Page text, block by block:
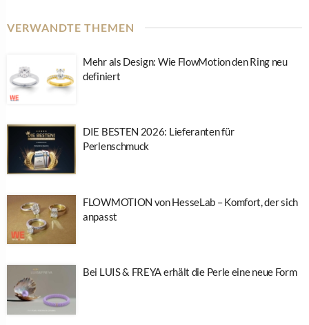
VERWANDTE THEMEN
Mehr als Design: Wie FlowMotion den Ring neu
definiert
DIE BESTEN 2026: Lieferanten für
Perlenschmuck
FLOWMOTION von HesseLab – Komfort, der sich
anpasst
Bei LUIS & FREYA erhält die Perle eine neue Form